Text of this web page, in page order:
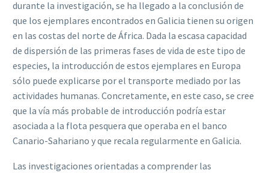
durante la investigación, se ha llegado a la conclusión de
que los ejemplares encontrados en Galicia tienen su origen
en las costas del norte de África. Dada la escasa capacidad
de dispersión de las primeras fases de vida de este tipo de
especies, la introducción de estos ejemplares en Europa
sólo puede explicarse por el transporte mediado por las
actividades humanas. Concretamente, en este caso, se cree
que la vía más probable de introducción podría estar
asociada a la flota pesquera que operaba en el banco
Canario-Sahariano y que recala regularmente en Galicia.
Las investigaciones orientadas a comprender las